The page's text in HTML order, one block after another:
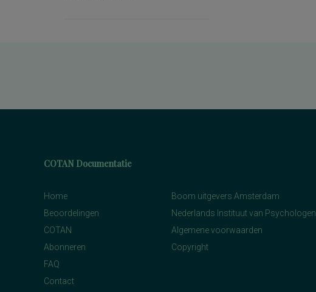
COTAN Documentatie
Home
Beoordelingen
COTAN
Abonneren
FAQ
Contact
Boom uitgevers Amsterdam
Nederlands Instituut van Psychologen
Algemene voorwaarden
Copyright